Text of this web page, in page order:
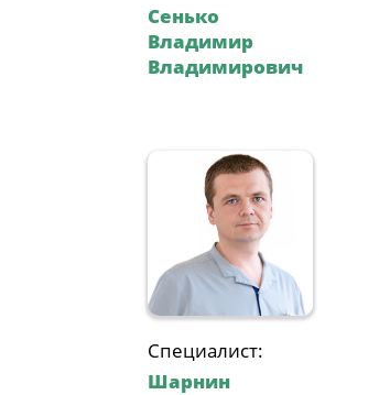
Сенько
Владимир
Владимирович
Специалист:
Шарнин